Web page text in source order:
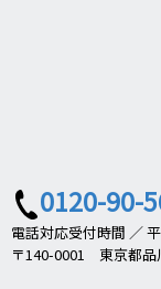
0120-90-
電話対応受付時間 ／
〒140-0001 東京都